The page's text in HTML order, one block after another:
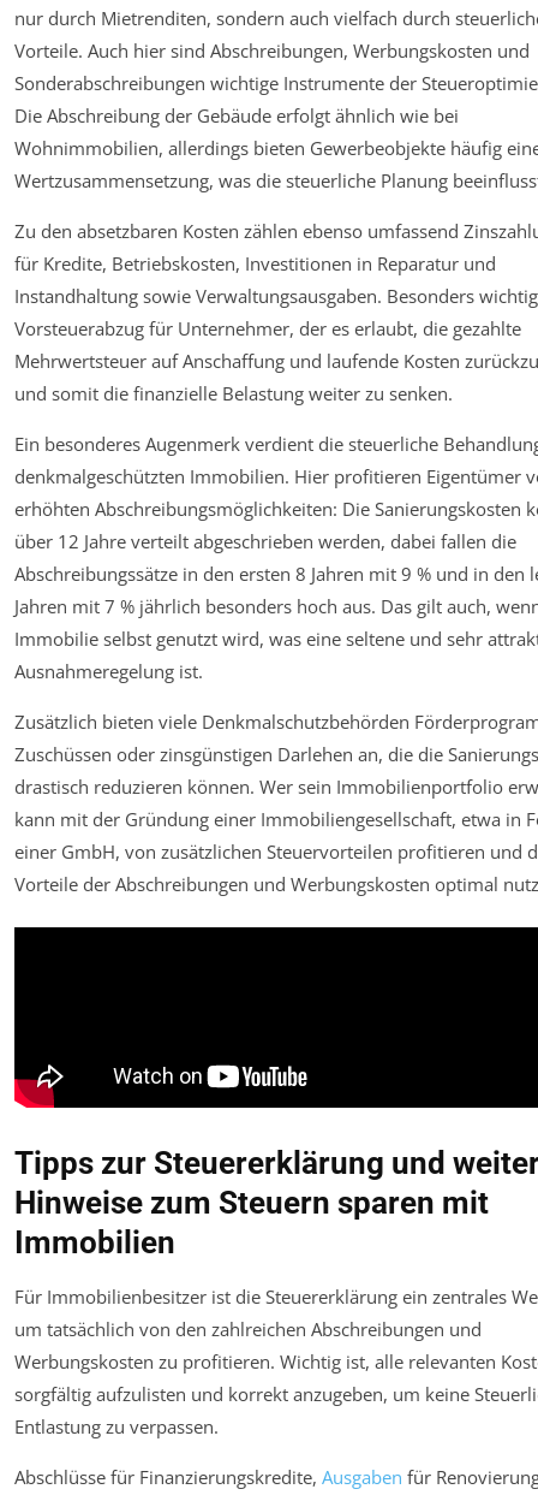
nur durch Mietrenditen, sondern auch vielfach durch
Vorteile. Auch hier sind Abschreibungen, Werbungskosten und
Sonderabschreibungen wichtige Instrumente der
Die Abschreibung der Gebäude erfolgt ähnlich wie bei
Wohnimmobilien, allerdings bieten Gewerbeobjekte häufig
Wertzusammensetzung, was die steuerliche Planung
Zu den absetzbaren Kosten zählen ebenso umfassend
für Kredite, Betriebskosten, Investitionen in Reparatur und
Instandhaltung sowie Verwaltungsausgaben. Besonders
Vorsteuerabzug für Unternehmer, der es erlaubt, die gezahlte
Mehrwertsteuer auf Anschaffung und laufende Kosten
und somit die finanzielle Belastung weiter zu senken.
Ein besonderes Augenmerk verdient die steuerliche
denkmalgeschützten Immobilien. Hier profitieren Eigentümer
erhöhten Abschreibungsmöglichkeiten: Die Sanierungskosten
über 12 Jahre verteilt abgeschrieben werden, dabei fallen die
Abschreibungssätze in den ersten 8 Jahren mit 9 % und in den
Jahren mit 7 % jährlich besonders hoch aus. Das gilt auch,
Immobilie selbst genutzt wird, was eine seltene und sehr
Ausnahmeregelung ist.
Zusätzlich bieten viele Denkmalschutzbehörden
Zuschüssen oder zinsgünstigen Darlehen an, die die
drastisch reduzieren können. Wer sein Immobilienportfolio
kann mit der Gründung einer Immobiliengesellschaft, etwa in
einer GmbH, von zusätzlichen Steuervorteilen profitieren und
Vorteile der Abschreibungen und Werbungskosten optimal
Tipps zur Steuererklärung und
Hinweise zum Steuern sparen mit
Immobilien
Für Immobilienbesitzer ist die Steuererklärung ein zentrales
um tatsächlich von den zahlreichen Abschreibungen und
Werbungskosten zu profitieren. Wichtig ist, alle relevanten
sorgfältig aufzulisten und korrekt anzugeben, um keine
Entlastung zu verpassen.
Abschlüsse für Finanzierungskredite, Ausgaben für